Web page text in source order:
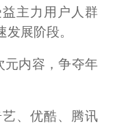
主力用户人群
展阶段。
元内容，争夺年
、优酷、腾讯